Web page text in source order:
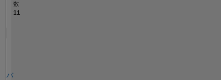
数
11
バ